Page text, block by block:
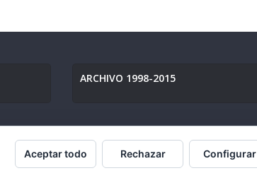
ARCHIVO 1998-2015
Aceptar todo Rechazar Configurar